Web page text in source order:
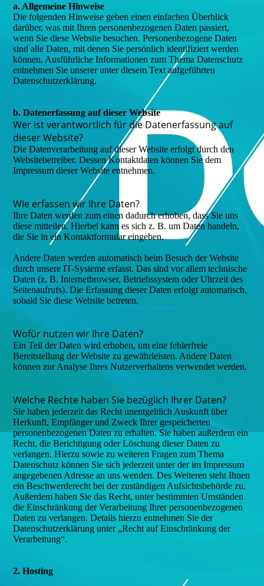
a. Allgemeine Hinweise
Die folgenden Hinweise geben einen einfachen Überblick
darüber, was mit Ihren personenbezogenen Daten passiert,
wenn Sie diese Website besuchen. Personenbezogene Daten
sind alle Daten, mit denen Sie persönlich identifiziert werden
können. Ausführliche Informationen zum Thema Datenschutz
entnehmen Sie unserer unter diesem Text aufgeführten
Datenschutzerklärung.
b. Datenerfassung auf dieser Website
Wer ist verantwortlich für die Datenerfassung auf
dieser Website?
Die Datenverarbeitung auf dieser Website erfolgt durch den
Websitebetreiber. Dessen Kontaktdaten können Sie dem
Impressum dieser Website entnehmen.
Wie erfassen wir Ihre Daten?
Ihre Daten werden zum einen dadurch erhoben, dass Sie uns
diese mitteilen. Hierbei kann es sich z. B. um Daten handeln,
die Sie in ein Kontaktformular eingeben.
Andere Daten werden automatisch beim Besuch der Website
durch unsere IT-Systeme erfasst. Das sind vor allem technische
Daten (z. B. Internetbrowser, Betriebssystem oder Uhrzeit des
Seitenaufrufs). Die Erfassung dieser Daten erfolgt automatisch,
sobald Sie diese Website betreten.
Wofür nutzen wir Ihre Daten?
Ein Teil der Daten wird erhoben, um eine fehlerfreie
Bereitstellung der Website zu gewährleisten. Andere Daten
können zur Analyse Ihres Nutzerverhaltens verwendet werden.
Welche Rechte haben Sie bezüglich Ihrer Daten?
Sie haben jederzeit das Recht unentgeltlich Auskunft über
Herkunft, Empfänger und Zweck Ihrer gespeicherten
personenbezogenen Daten zu erhalten. Sie haben außerdem ein
Recht, die Berichtigung oder Löschung dieser Daten zu
verlangen. Hierzu sowie zu weiteren Fragen zum Thema
Datenschutz können Sie sich jederzeit unter der im Impressum
angegebenen Adresse an uns wenden. Des Weiteren steht Ihnen
ein Beschwerderecht bei der zuständigen Aufsichtsbehörde zu.
Außerdem haben Sie das Recht, unter bestimmten Umständen
die Einschränkung der Verarbeitung Ihrer personenbezogenen
Daten zu verlangen. Details hierzu entnehmen Sie der
Datenschutzerklärung unter „Recht auf Einschränkung der
Verarbeitung“.
2. Hosting